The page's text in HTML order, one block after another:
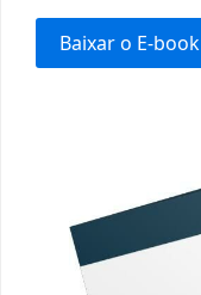
Baixar o E-book